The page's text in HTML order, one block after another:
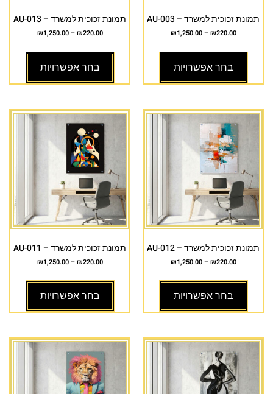
תמונת זכוכית למשרד – AU-003
₪220.00
–
₪1,250.00
בחר אפשרויות
תמונת זכוכית למשרד – AU-013
₪220.00
–
₪1,250.00
בחר אפשרויות
תמונת זכוכית למשרד – AU-012
₪220.00
–
₪1,250.00
בחר אפשרויות
תמונת זכוכית למשרד – AU-011
₪220.00
–
₪1,250.00
בחר אפשרויות